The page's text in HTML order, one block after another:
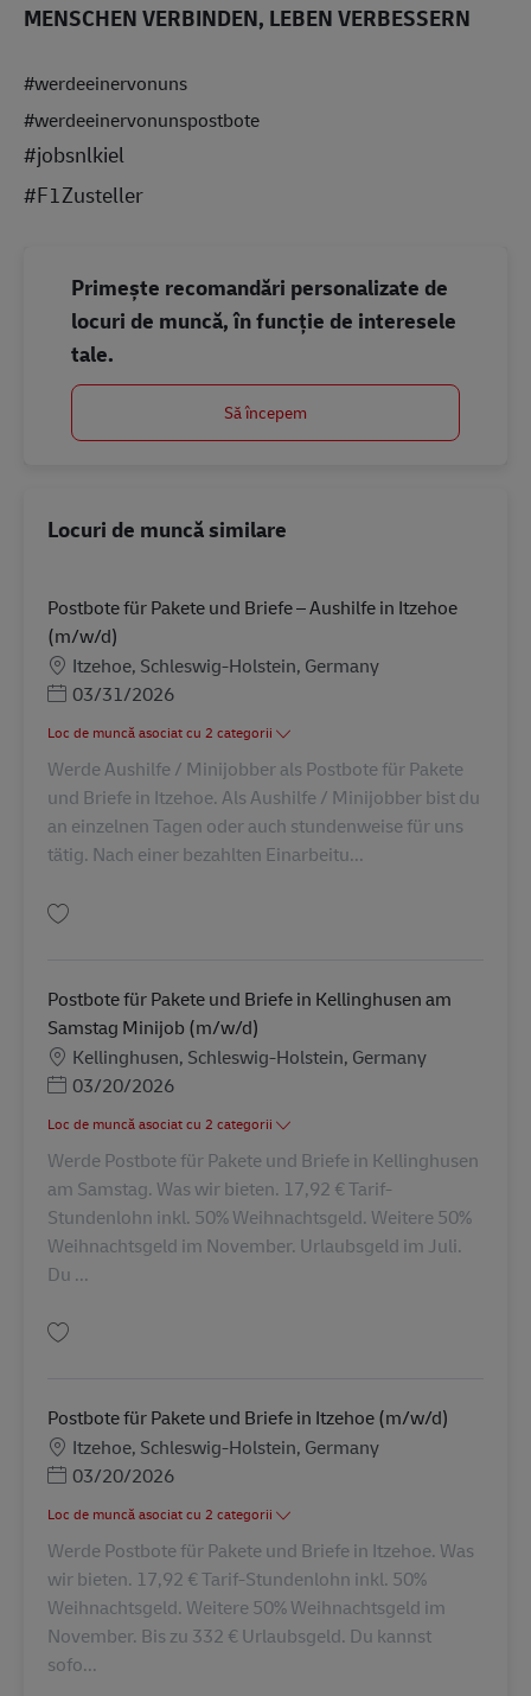
MENSCHEN VERBINDEN, LEBEN VERBESSERN
#werdeeinervonuns
#werdeeinervonunspostbote
#jobsnlkiel
#F1Zusteller
Primește recomandări personalizate de
locuri de muncă, în funcție de interesele
tale.
Să începem
Locuri de muncă similare
Postbote für Pakete und Briefe – Aushilfe in Itzehoe
(m/w/d)
Locație
Itzehoe, Schleswig-Holstein, Germany
Posted Date
03/31/2026
Loc de muncă asociat cu 2 categorii
Werde Aushilfe / Minijobber als Postbote für Pakete
und Briefe in Itzehoe. Als Aushilfe / Minijobber bist du
an einzelnen Tagen oder auch stundenweise für uns
tätig. Nach einer bezahlten Einarbeitu...
Postbote für Pakete und Briefe in Kellinghusen am
Samstag Minijob (m/w/d)
LocațieKellinghusen, Schleswig-Holstein, Germany
Posted Date
03/20/2026
Loc de muncă asociat cu 2 categorii
Werde Postbote für Pakete und Briefe in Kellinghusen
am Samstag. Was wir bieten. 17,92 € Tarif-
Stundenlohn inkl. 50% Weihnachtsgeld. Weitere 50%
Weihnachtsgeld im November. Urlaubsgeld im Juli.
Du ...
Postbote für Pakete und Briefe in Itzehoe (m/w/d)
Locație
Itzehoe, Schleswig-Holstein, Germany
Posted Date
03/20/2026
Loc de muncă asociat cu 2 categorii
Werde Postbote für Pakete und Briefe in Itzehoe. Was
wir bieten. 17,92 € Tarif-Stundenlohn inkl. 50%
Weihnachtsgeld. Weitere 50% Weihnachtsgeld im
November. Bis zu 332 € Urlaubsgeld. Du kannst
sofo...